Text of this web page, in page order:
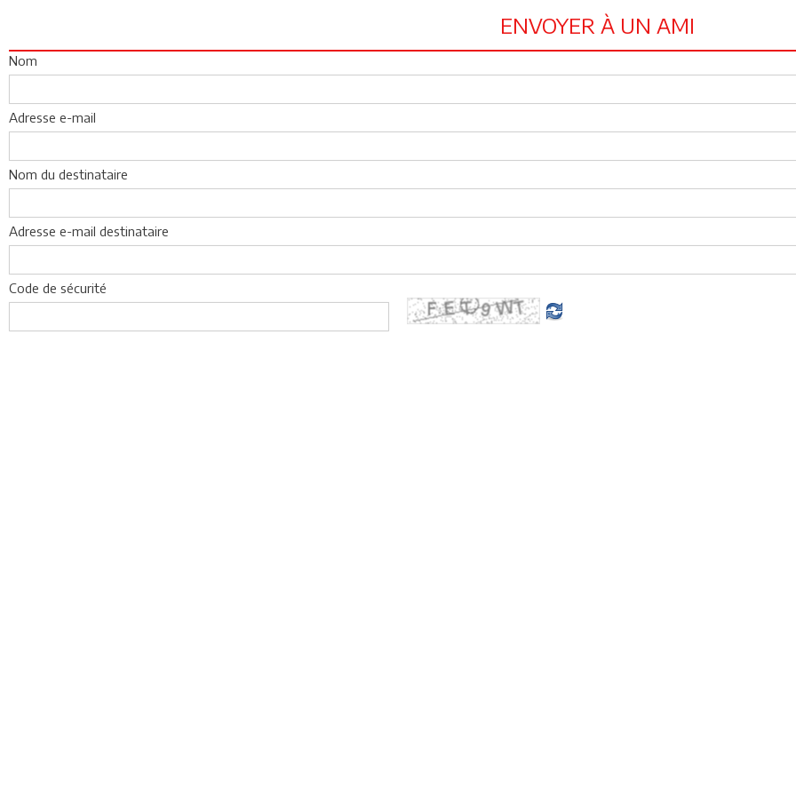
ENVOYER À UN AMI
Nom
Adresse e-mail
Nom du destinataire
Adresse e-mail destinataire
Code de sécurité